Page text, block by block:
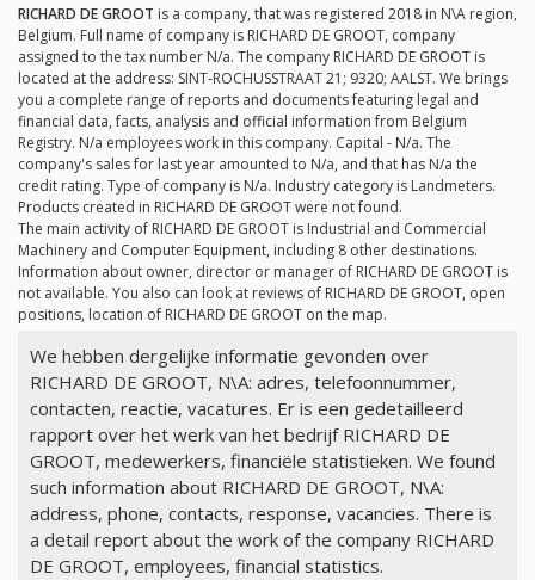
RICHARD DE GROOT is a company, that was registered 2018 in N\A region,
Belgium. Full name of company is RICHARD DE GROOT, company
assigned to the tax number N/a. The company RICHARD DE GROOT is
located at the address: SINT-ROCHUSSTRAAT 21; 9320; AALST. We brings
you a complete range of reports and documents featuring legal and
financial data, facts, analysis and official information from Belgium
Registry. N/a employees work in this company. Capital - N/a. The
company's sales for last year amounted to N/a, and that has N/a the
credit rating. Type of company is N/a. Industry category is Landmeters.
Products created in RICHARD DE GROOT were not found.
The main activity of RICHARD DE GROOT is Industrial and Commercial
Machinery and Computer Equipment, including 8 other destinations.
Information about owner, director or manager of RICHARD DE GROOT is
not available. You also can look at reviews of RICHARD DE GROOT, open
positions, location of RICHARD DE GROOT on the map.
We hebben dergelijke informatie gevonden over
RICHARD DE GROOT, N\A: adres, telefoonnummer,
contacten, reactie, vacatures. Er is een gedetailleerd
rapport over het werk van het bedrijf RICHARD DE
GROOT, medewerkers, financiële statistieken. We found
such information about RICHARD DE GROOT, N\A:
address, phone, contacts, response, vacancies. There is
a detail report about the work of the company RICHARD
DE GROOT, employees, financial statistics.